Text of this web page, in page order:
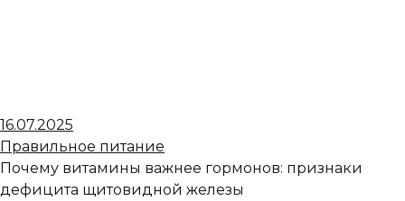
16.07.2025
Правильное питание
Почему витамины важнее гормонов: признаки
дефицита щитовидной железы